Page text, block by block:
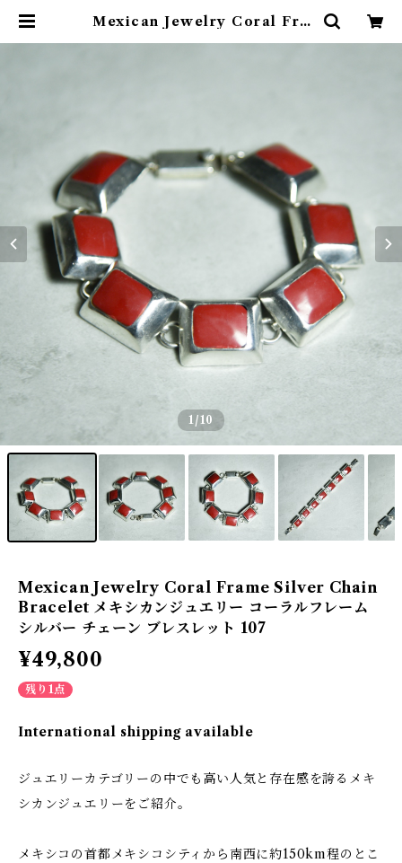
Mexican Jewelry Coral Fra
1/10
Mexican Jewelry Coral Frame Silver Chain
Bracelet メキシカンジュエリー コーラルフレーム
シルバー チェーン ブレスレット 107
¥49,800
残り1点
International shipping available
ジュエリーカテゴリーの中でも高い人気と存在感を誇るメキ
シカンジュエリーをご紹介。
メキシコの首都メキシコシティから南西に約150km程のとこ